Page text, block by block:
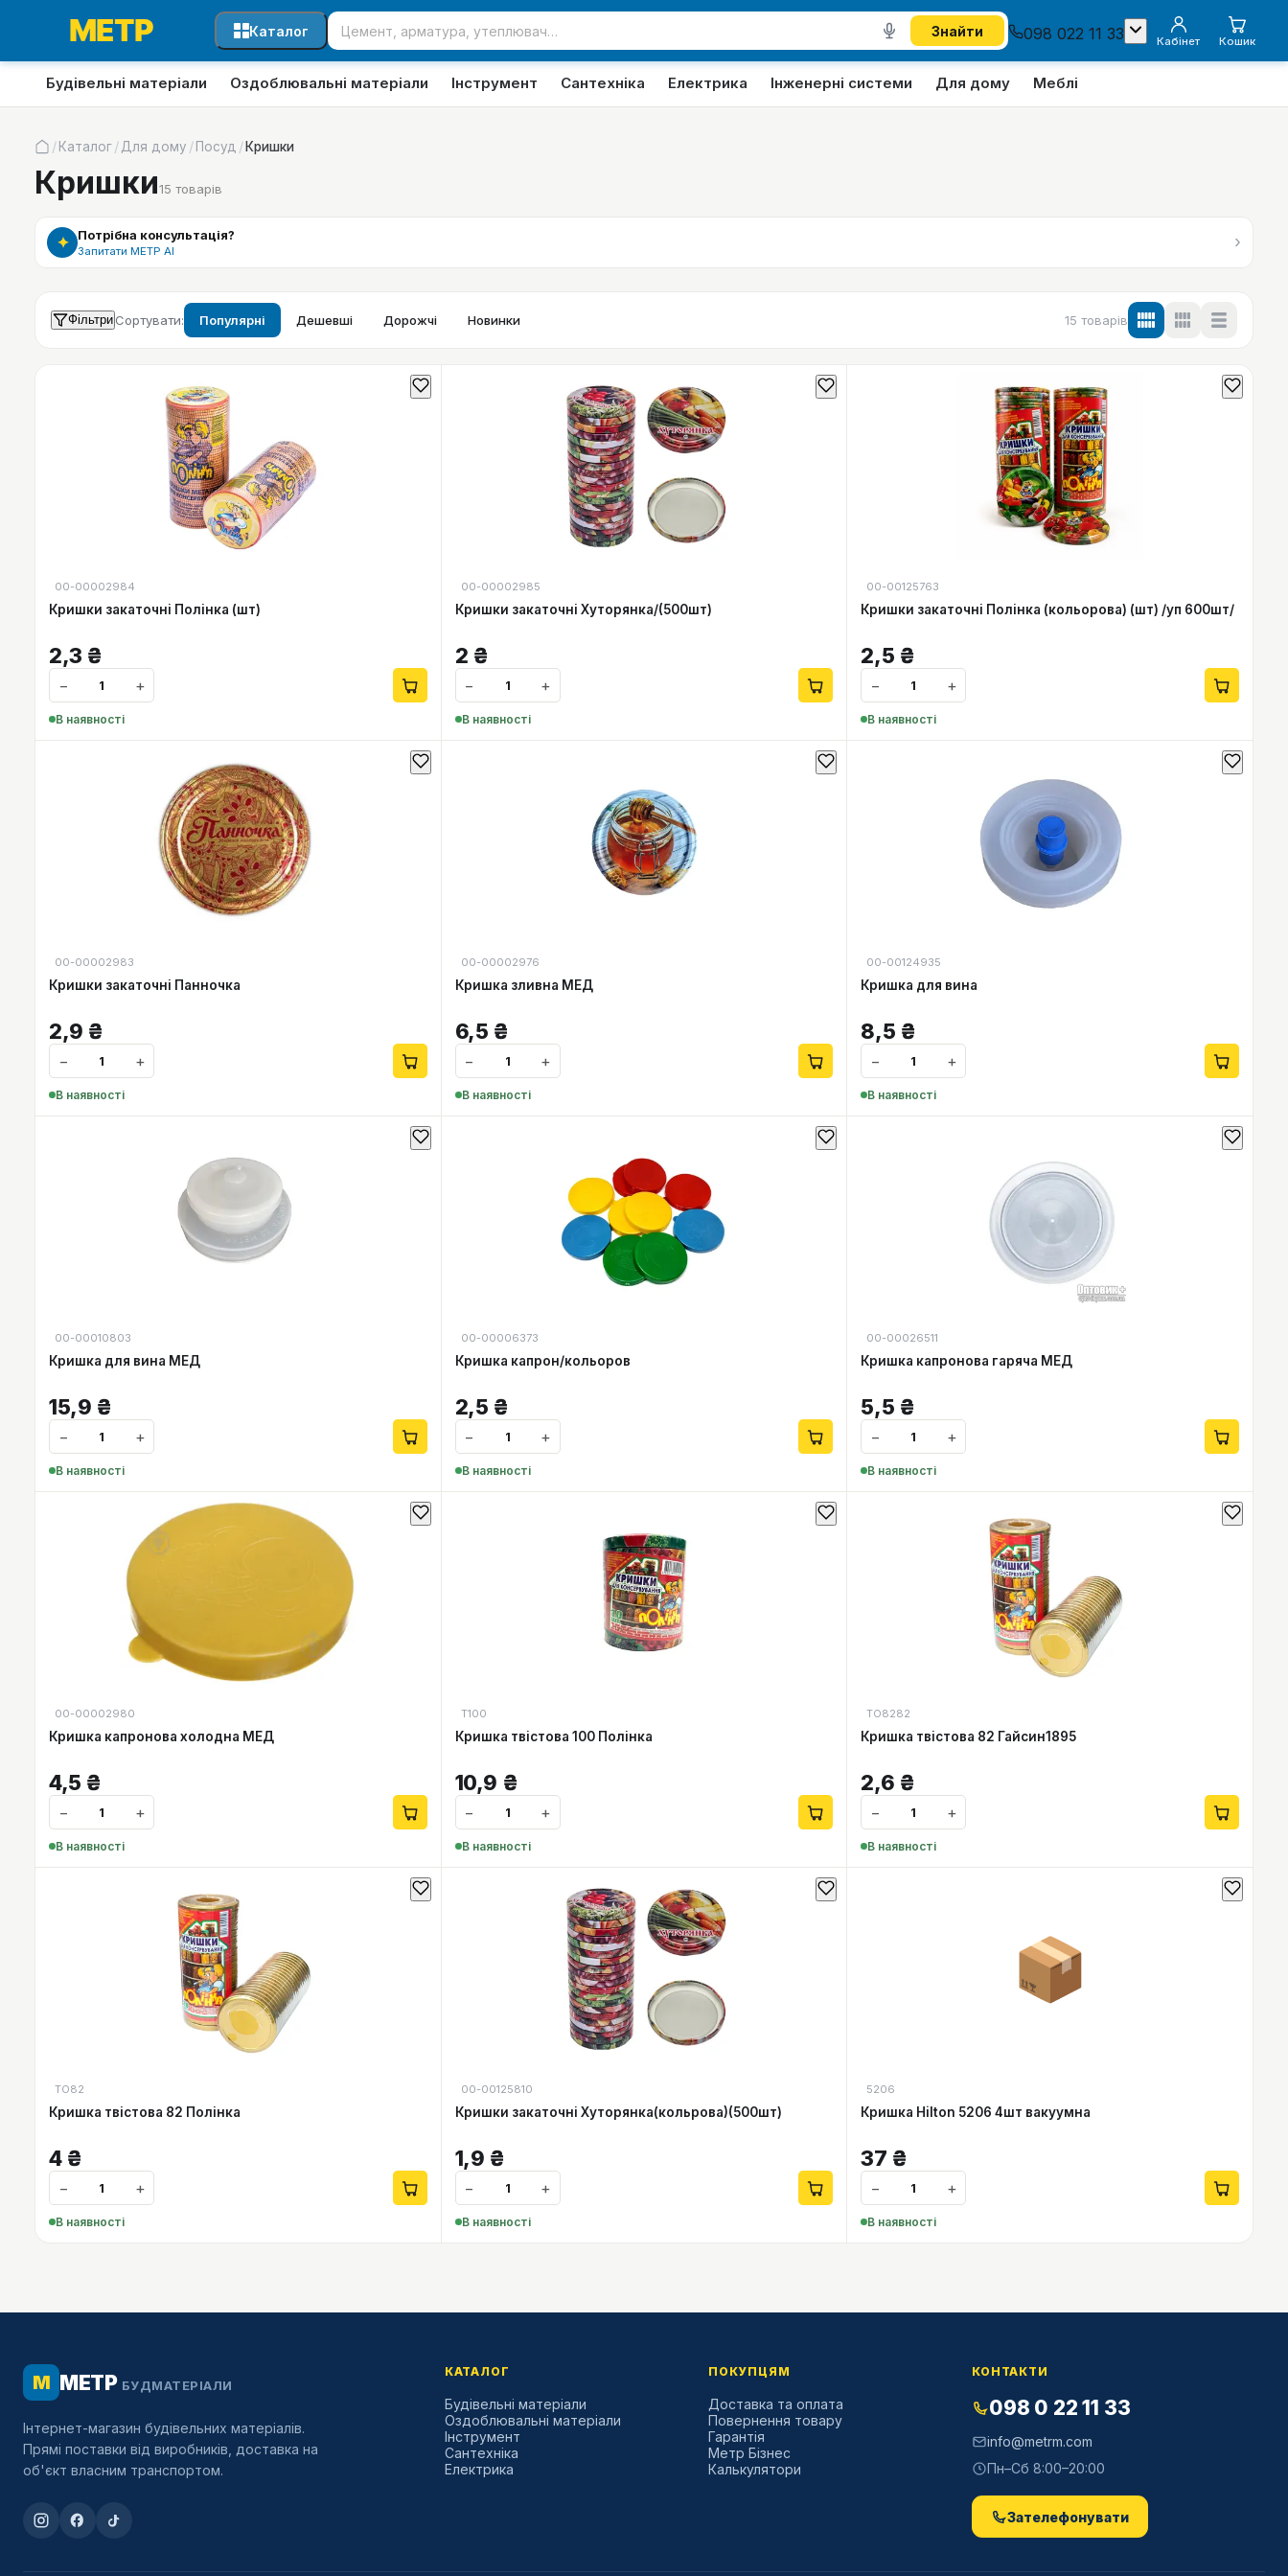
Каталог Знайти 098 022 11 33 Кабінет Кошик
Будівельні матеріали Оздоблювальні матеріали Інструмент Сантехніка Електрика Інженерні системи Для дому Меблі
/Каталог/ Для дому /Посуд /Кришки
Кришки15 товарів
✦ Потрібна консультація?
Запитати МЕТР АІ ›
Фільтри Сортувати: Популярні Дешевші Дорожчі Новинки 15 товарів
00-00002984
Кришки закаточні Полінка (шт)
2,3 ₴
− +
В наявності
00-00002985
Кришки закаточні Хуторянка/(500шт)
2 ₴
− +
В наявності
00-00125763
Кришки закаточні Полінка (кольорова) (шт) /уп 600шт/
2,5 ₴
− +
В наявності
00-00002983
Кришки закаточні Панночка
2,9 ₴
− +
В наявності
00-00002976
Кришка зливна МЕД
6,5 ₴
− +
В наявності
00-00124935
Кришка для вина
8,5 ₴
− +
В наявності
00-00010803
Кришка для вина МЕД
15,9 ₴
− +
В наявності
00-00006373
Кришка капрон/кольоров
2,5 ₴
− +
В наявності
00-00026511
Кришка капронова гаряча МЕД
5,5 ₴
− +
В наявності
00-00002980
Кришка капронова холодна МЕД
4,5 ₴
− +
В наявності
Т100
Кришка твістова 100 Полінка
10,9 ₴
− +
В наявності
ТО8282
Кришка твістова 82 Гайсин1895
2,6 ₴
− +
В наявності
ТО82
Кришка твістова 82 Полінка
4₴
− +
В наявності
00-00125810
Кришки закаточні Хуторянка(кольрова)(500шт)
1,9 ₴
− +
В наявності
📦
5206
Кришка Hilton 5206 4шт вакуумна
37 ₴
− +
В наявності
М МЕТР БУДМАТЕРІАЛИ
Інтернет-магазин будівельних матеріалів.
Прямі поставки від виробників, доставка на
об'єкт власним транспортом.
КАТАЛОГ
Будівельні матеріали
Оздоблювальні матеріали
Інструмент
Сантехніка
Електрика
ПОКУПЦЯМ
Доставка та оплата
Повернення товару
Гарантія
Метр Бізнес
Калькулятори
КОНТАКТИ
098 0 22 11 33
info@metrm.com
Пн–Сб 8:00–20:00
Зателефонувати